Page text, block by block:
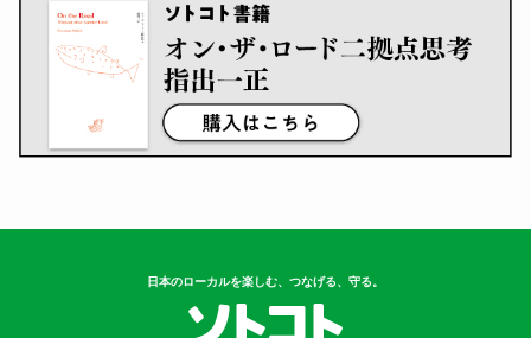
日本のローカルを楽しむ、つなげる、守る。